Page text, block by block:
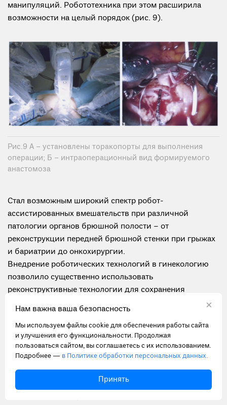
манипуляций. Робототехника при этом расширила
возможности на целый порядок (рис. 9).
Рис.9 А – установлены торакопорты для выполнения
операции; Б – интраоперационный вид формируемого
анастомоза
Стал возможным широкий спектр робот-
ассистированных вмешательств при различной
патологии органов брюшной полости – от
реконструкции передней брюшной стенки при грыжах
и бариатрии до онкохирургии.
Внедрение роботических технологий в гинекологию
позволило существенно использовать
реконструктивные технологии для сохранения
репродуктивного потенциала женщин.
России и одного из самых значительных в Восточной
Европе, можно выделить ряд областей применения
роботической хирургии:
грудная хирургия и кардиохирургия – выделение и
подготовка аутоартериальных кондуитов (внутренней
×
Нам важна ваша безопасность
Мы используем файлы cookie для обеспечения работы сайта
и улучшения его функциональности. Продолжая
пользоваться сайтом, вы соглашаетесь с их использованием.
Подробнее — в Политике обработки персональных данных.
Принять